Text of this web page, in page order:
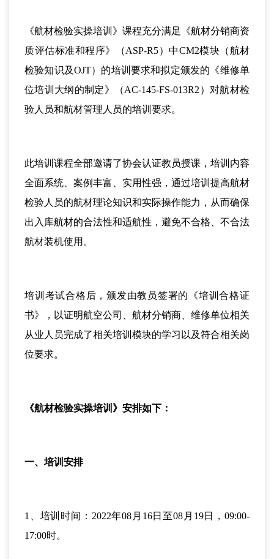
《航材检验实操培训》课程充分满足《航材分销商资
质评估标准和程序》（ASP-R5）中CM2模块（航材
检验知识及OJT）的培训要求和拟定颁发的《维修单
位培训大纲的制定》（AC-145-FS-013R2）对航材检
验人员和航材管理人员的培训要求。
此培训课程全部邀请了协会认证教员授课，培训内容
全面系统、案例丰富、实用性强，通过培训提高航材
检验人员的航材理论知识和实际操作能力，从而确保
出入库航材的合法性和适航性，避免不合格、不合法
航材装机使用。
培训考试合格后，颁发由教员签署的《培训合格证
书》，以证明航空公司、航材分销商、维修单位相关
从业人员完成了相关培训模块的学习以及符合相关岗
位要求。
《航材检验实操培训》安排如下：
一、培训安排
1、培训时间：2022年08月16日至08月19日，09:00-
17:00时。